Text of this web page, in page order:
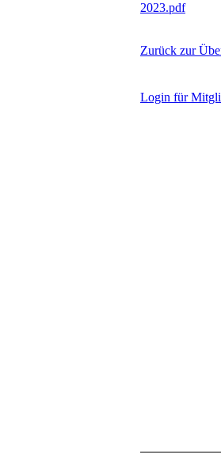
2023.pdf
Zurück zur
Login für